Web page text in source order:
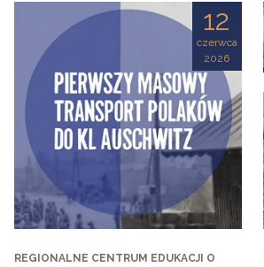
12
czerwca
2026
REGIONALNE CENTRUM EDUKACJI O